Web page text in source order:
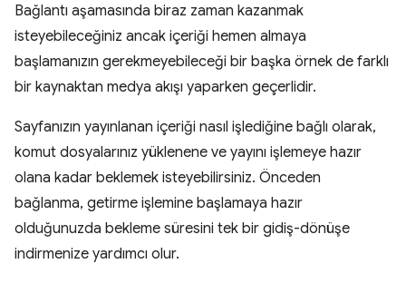
Bağlantı aşamasında biraz zaman kazanmak
isteyebileceğiniz ancak içeriği hemen almaya
başlamanızın gerekmeyebileceği bir başka örnek de farklı
bir kaynaktan medya akışı yaparken geçerlidir.
Sayfanızın yayınlanan içeriği nasıl işlediğine bağlı olarak,
komut dosyalarınız yüklenene ve yayını işlemeye hazır
olana kadar beklemek isteyebilirsiniz. Önceden
bağlanma, getirme işlemine başlamaya hazır
olduğunuzda bekleme süresini tek bir gidiş-dönüşe
indirmenize yardımcı olur.